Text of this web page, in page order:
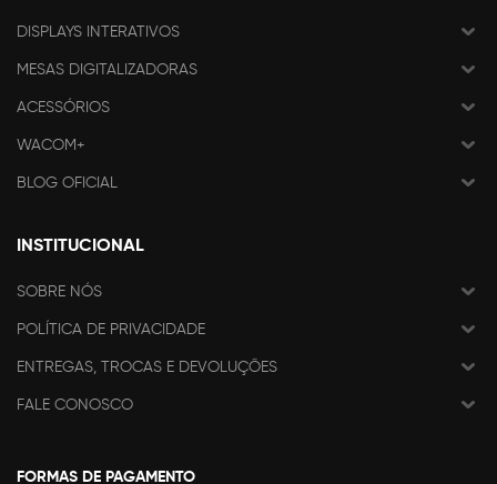
DISPLAYS INTERATIVOS
MESAS DIGITALIZADORAS
ACESSÓRIOS
WACOM+
BLOG OFICIAL
INSTITUCIONAL
SOBRE NÓS
POLÍTICA DE PRIVACIDADE
ENTREGAS, TROCAS E DEVOLUÇÕES
FALE CONOSCO
FORMAS DE PAGAMENTO